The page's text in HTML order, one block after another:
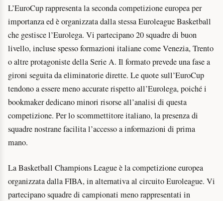
L’EuroCup rappresenta la seconda competizione europea per
importanza ed è organizzata dalla stessa Euroleague Basketball
che gestisce l’Eurolega. Vi partecipano 20 squadre di buon
livello, incluse spesso formazioni italiane come Venezia, Trento
o altre protagoniste della Serie A. Il formato prevede una fase a
gironi seguita da eliminatorie dirette. Le quote sull’EuroCup
tendono a essere meno accurate rispetto all’Eurolega, poiché i
bookmaker dedicano minori risorse all’analisi di questa
competizione. Per lo scommettitore italiano, la presenza di
squadre nostrane facilita l’accesso a informazioni di prima
mano.
La Basketball Champions League è la competizione europea
organizzata dalla FIBA, in alternativa al circuito Euroleague. Vi
partecipano squadre di campionati meno rappresentati in